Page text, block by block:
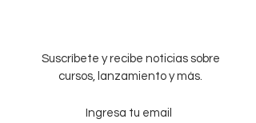
Suscríbete y recibe noticias sobre
cursos, lanzamiento y más.